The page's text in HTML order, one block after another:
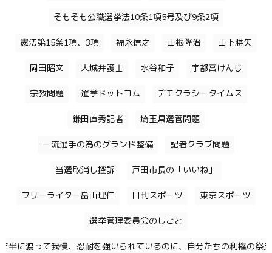
そもそも公職選挙法10条1項5号及び9条2項
憲法第15条1項、3項 福永信之 山根隆治 山下勝矢
岡田昭文 大城弁護士 水谷和子 宇都宮けんじ
宗教問題 選挙ドットコム デモクラシータイムス
鎌田直秀記者 埼玉県選管問題
一流選手の為のグランド整備 記者クラブ問題
当選取消し控訴 戸田市長の「いいね」
フリーライター畠山理仁 日刊スポーツ 東京スポーツ
選挙管理委員会のしごと
半に渡って我慢、忍耐を強いられているのに、自分たちの利権の祭